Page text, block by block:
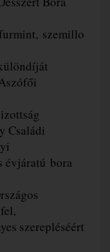
szemillo
Családi
évjáratú bora
szerepléséért